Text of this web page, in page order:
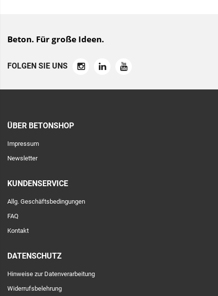
Beton. Für große Ideen.
FOLGEN SIE UNS
ÜBER BETONSHOP
Impressum
Newsletter
KUNDENSERVICE
Allg. Geschäftsbedingungen
FAQ
Kontakt
DATENSCHUTZ
Hinweise zur Datenverarbeitung
Widerrufsbelehrung